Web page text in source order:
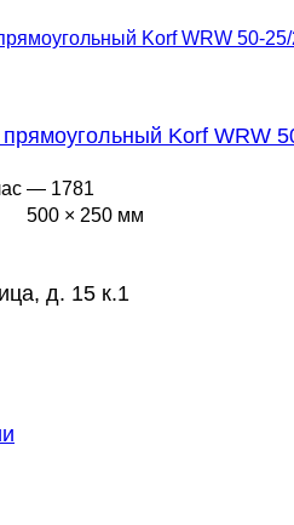
Korf WRW
— 1781
500 × 250 мм
д. 15 к.1